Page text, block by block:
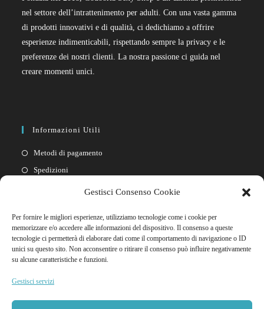
Gestisci Consenso Cookie
Per fornire le migliori esperienze, utilizziamo tecnologie come i cookie per
memorizzare e/o accedere alle informazioni del dispositivo. Il consenso a queste
tecnologie ci permetterà di elaborare dati come il comportamento di navigazione o ID
unici su questo sito. Non acconsentire o ritirare il consenso può influire negativamente
su alcune caratteristiche e funzioni.
Gestisci servizi
nel settore dell’intrattenimento per adulti. Con una vasta gamma
di prodotti innovativi e di qualità, ci dedichiamo a offrire
esperienze indimenticabili, rispettando sempre la privacy e le
preferenze dei nostri clienti. La nostra passione ci guida nel
creare momenti unici.
Informazioni Utili
Metodi di pagamento
Spedizioni
Cookie policy
Link Rapidi